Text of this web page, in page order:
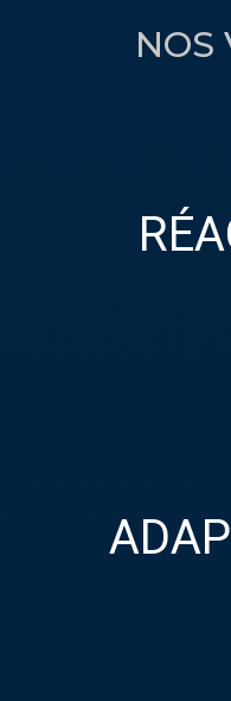
NOS
Savoir réagir, prioriser et
un besoin urgent est
Nous croyons à
Cela nous apporte une